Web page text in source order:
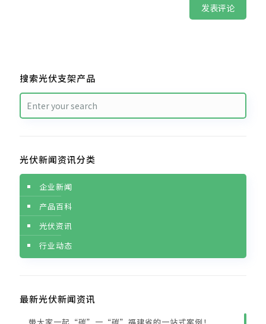
搜索光伏支架产品
光伏新闻资讯分类
企业新闻
产品百科
光伏资讯
行业动态
最新光伏新闻资讯
带大家一起“碳”一“碳”福建省的一站式案例！